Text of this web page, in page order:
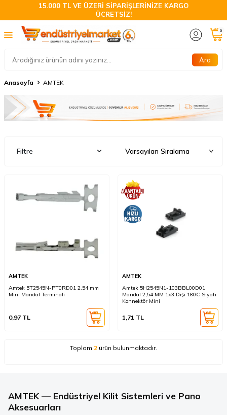
15.000 TL VE ÜZERİ SİPARİŞLERİNİZE KARGO
ÜCRETSİZ!
Ara
0
Anasayfa AMTEK
Filtre
AMTEK
Amtek 5T2545N-PT0RD01 2,54 mm
Mini Mandal Terminali
0,97 TL
AMTEK
Amtek 5H2545N1-103BBL00D01
Mandal 2,54 MM 1x3 Dişi 180C Siyah
Konnektör Mini
1,71 TL
Toplam 2 ürün bulunmaktadır.
AMTEK — Endüstriyel Kilit Sistemleri ve Pano
Aksesuarları